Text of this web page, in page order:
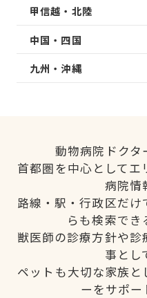
甲信越・北陸
中国・四国
九州・沖縄
動物病院ドクタ
首都圏を中心として
病院情
路線・駅・行政区だ
らも検索でき
獣医師の診療方針や
事とし
ペットも大切な家族
ーをサポー